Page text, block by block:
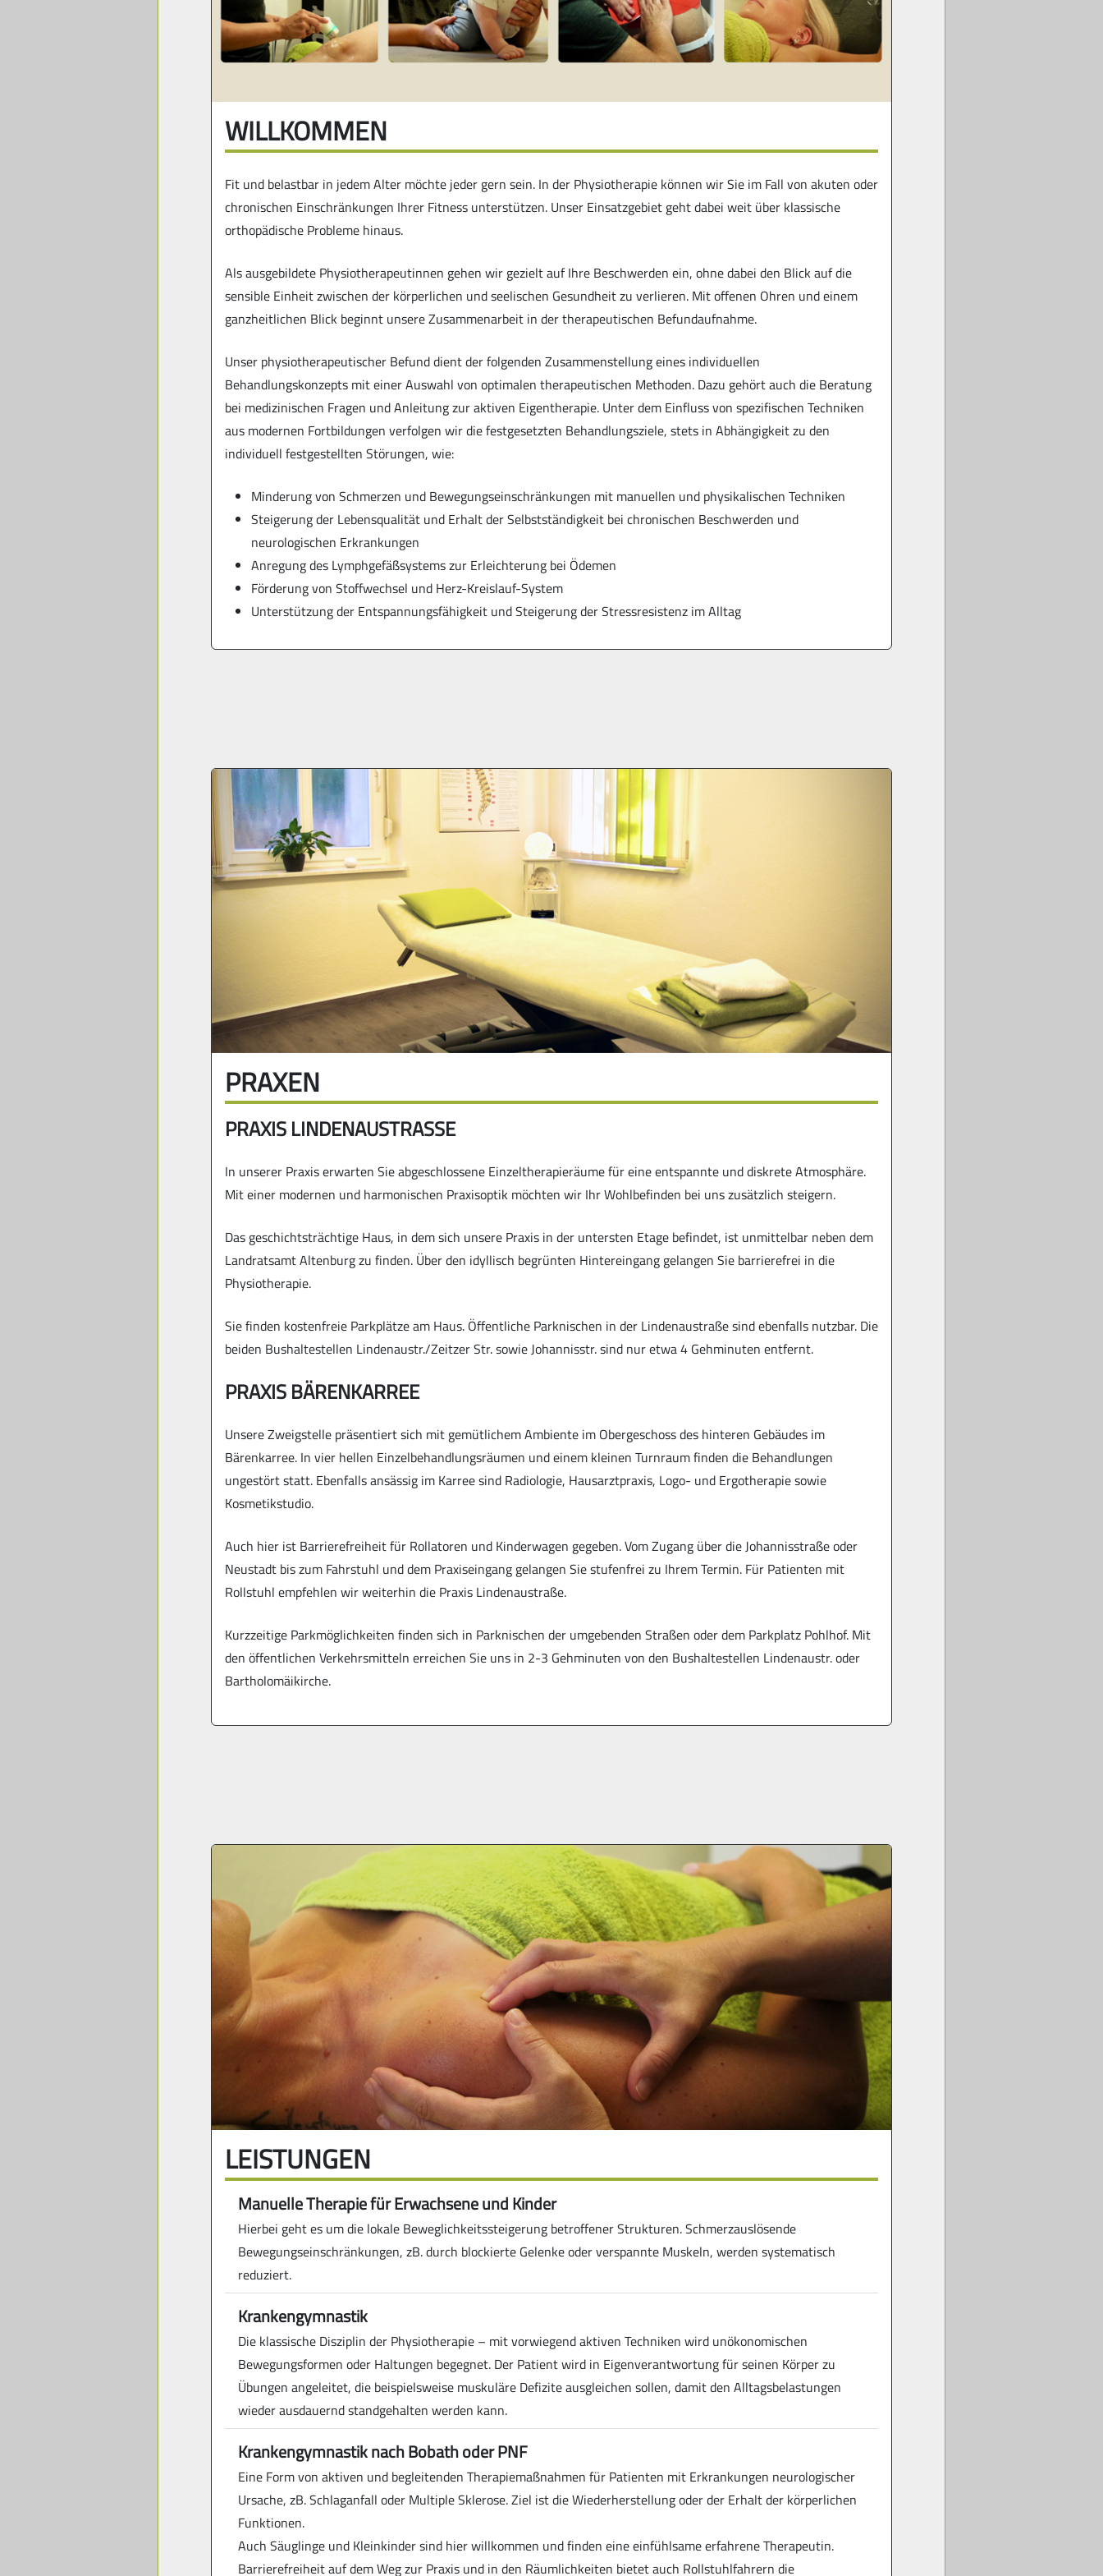
WILLKOMMEN
Fit und belastbar in jedem Alter möchte jeder gern sein. In der Physiotherapie können wir Sie im Fall von akuten oder
chronischen Einschränkungen Ihrer Fitness unterstützen. Unser Einsatzgebiet geht dabei weit über klassische
orthopädische Probleme hinaus.
Als ausgebildete Physiotherapeutinnen gehen wir gezielt auf Ihre Beschwerden ein, ohne dabei den Blick auf die
sensible Einheit zwischen der körperlichen und seelischen Gesundheit zu verlieren. Mit offenen Ohren und einem
ganzheitlichen Blick beginnt unsere Zusammenarbeit in der therapeutischen Befundaufnahme.
Unser physiotherapeutischer Befund dient der folgenden Zusammenstellung eines individuellen
Behandlungskonzepts mit einer Auswahl von optimalen therapeutischen Methoden. Dazu gehört auch die Beratung
bei medizinischen Fragen und Anleitung zur aktiven Eigentherapie. Unter dem Einfluss von spezifischen Techniken
aus modernen Fortbildungen verfolgen wir die festgesetzten Behandlungsziele, stets in Abhängigkeit zu den
individuell festgestellten Störungen, wie:
Minderung von Schmerzen und Bewegungseinschränkungen mit manuellen und physikalischen Techniken
Steigerung der Lebensqualität und Erhalt der Selbstständigkeit bei chronischen Beschwerden und
neurologischen Erkrankungen
Anregung des Lymphgefäßsystems zur Erleichterung bei Ödemen
Förderung von Stoffwechsel und Herz-Kreislauf-System
Unterstützung der Entspannungsfähigkeit und Steigerung der Stressresistenz im Alltag
PRAXEN
PRAXIS LINDENAUSTRASSE
In unserer Praxis erwarten Sie abgeschlossene Einzeltherapieräume für eine entspannte und diskrete Atmosphäre.
Mit einer modernen und harmonischen Praxisoptik möchten wir Ihr Wohlbefinden bei uns zusätzlich steigern.
Das geschichtsträchtige Haus, in dem sich unsere Praxis in der untersten Etage befindet, ist unmittelbar neben dem
Landratsamt Altenburg zu finden. Über den idyllisch begrünten Hintereingang gelangen Sie barrierefrei in die
Physiotherapie.
Sie finden kostenfreie Parkplätze am Haus. Öffentliche Parknischen in der Lindenaustraße sind ebenfalls nutzbar. Die
beiden Bushaltestellen Lindenaustr./Zeitzer Str. sowie Johannisstr. sind nur etwa 4 Gehminuten entfernt.
PRAXIS BÄRENKARREE
Unsere Zweigstelle präsentiert sich mit gemütlichem Ambiente im Obergeschoss des hinteren Gebäudes im
Bärenkarree. In vier hellen Einzelbehandlungsräumen und einem kleinen Turnraum finden die Behandlungen
ungestört statt. Ebenfalls ansässig im Karree sind Radiologie, Hausarztpraxis, Logo- und Ergotherapie sowie
Kosmetikstudio.
Auch hier ist Barrierefreiheit für Rollatoren und Kinderwagen gegeben. Vom Zugang über die Johannisstraße oder
Neustadt bis zum Fahrstuhl und dem Praxiseingang gelangen Sie stufenfrei zu Ihrem Termin. Für Patienten mit
Rollstuhl empfehlen wir weiterhin die Praxis Lindenaustraße.
Kurzzeitige Parkmöglichkeiten finden sich in Parknischen der umgebenden Straßen oder dem Parkplatz Pohlhof. Mit
den öffentlichen Verkehrsmitteln erreichen Sie uns in 2-3 Gehminuten von den Bushaltestellen Lindenaustr. oder
Bartholomäikirche.
LEISTUNGEN
Manuelle Therapie für Erwachsene und Kinder
Hierbei geht es um die lokale Beweglichkeitssteigerung betroffener Strukturen. Schmerzauslösende
Bewegungseinschränkungen, zB. durch blockierte Gelenke oder verspannte Muskeln, werden systematisch
reduziert.
Krankengymnastik
Die klassische Disziplin der Physiotherapie – mit vorwiegend aktiven Techniken wird unökonomischen
Bewegungsformen oder Haltungen begegnet. Der Patient wird in Eigenverantwortung für seinen Körper zu
Übungen angeleitet, die beispielsweise muskuläre Defizite ausgleichen sollen, damit den Alltagsbelastungen
wieder ausdauernd standgehalten werden kann.
Krankengymnastik nach Bobath oder PNF
Eine Form von aktiven und begleitenden Therapiemaßnahmen für Patienten mit Erkrankungen neurologischer
Ursache, zB. Schlaganfall oder Multiple Sklerose. Ziel ist die Wiederherstellung oder der Erhalt der körperlichen
Funktionen.
Auch Säuglinge und Kleinkinder sind hier willkommen und finden eine einfühlsame erfahrene Therapeutin.
Barrierefreiheit auf dem Weg zur Praxis und in den Räumlichkeiten bietet auch Rollstuhlfahrern die